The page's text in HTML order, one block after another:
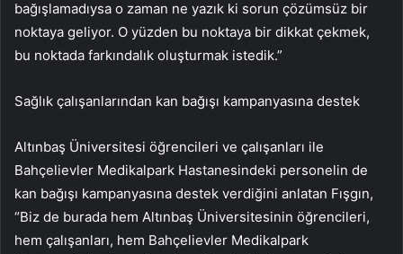
bağışlamadıysa o zaman ne yazık ki sorun çözümsüz bir
noktaya geliyor. O yüzden bu noktaya bir dikkat çekmek,
bu noktada farkındalık oluşturmak istedik.”
Sağlık çalışanlarından kan bağışı kampanyasına destek
Altınbaş Üniversitesi öğrencileri ve çalışanları ile
Bahçelievler Medikalpark Hastanesindeki personelin de
kan bağışı kampanyasına destek verdiğini anlatan Fışgın,
“Biz de burada hem Altınbaş Üniversitesinin öğrencileri,
hem çalışanları, hem Bahçelievler Medikalpark